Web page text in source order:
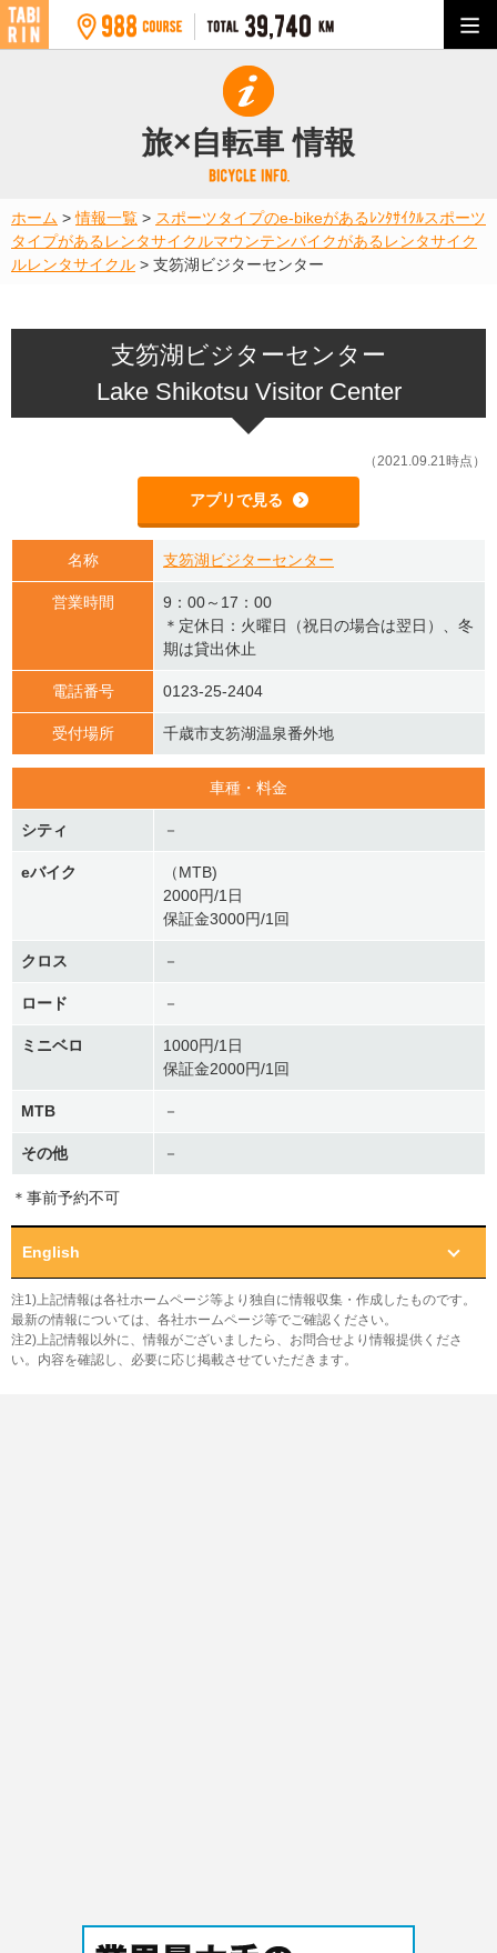
旅×自転車 情報
ホーム >情報一覧 > スポーツタイプのe-bikeがあるﾚﾝﾀｻｲｸﾙスポーツ
タイプがあるレンタサイクルマウンテンバイクがあるレンタサイク
ルレンタサイクル > 支笏湖ビジターセンター
支笏湖ビジターセンター
Lake Shikotsu Visitor Center
（2021.09.21時点）
アプリで見る
名称 支笏湖ビジターセンター
営業時間
9：00～17：00
＊定休日：火曜日（祝日の場合は翌日）、冬
期は貸出休止
電話番号 0123-25-2404
受付場所 千歳市支笏湖温泉番外地
車種・料金
シティ －
eバイク
（MTB)
2000円/1日
保証金3000円/1回
クロス －
ロード －
ミニベロ
1000円/1日
保証金2000円/1回
MTB －
その他 －
＊事前予約不可
English
注1)上記情報は各社ホームページ等より独自に情報収集・作成したものです。
最新の情報については、各社ホームページ等でご確認ください。
注2)上記情報以外に、情報がございましたら、お問合せより情報提供くださ
い。内容を確認し、必要に応じ掲載させていただきます。